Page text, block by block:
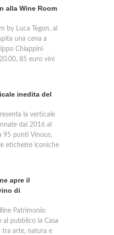
alla Wine Room
by Luca Tegon, al
una cena a
Chiappini
85 euro vini
inedita del
la verticale
dal 2016 al
95 punti Vinous,
etichette iconiche
apre il
di
Patrimonio
al pubblico la Casa
tra arte, natura e